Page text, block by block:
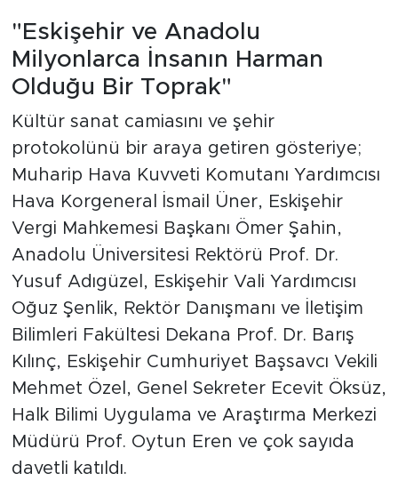
"Eskişehir ve Anadolu
Milyonlarca İnsanın Harman
Olduğu Bir Toprak"
Kültür sanat camiasını ve şehir
protokolünü bir araya getiren gösteriye;
Muharip Hava Kuvveti Komutanı Yardımcısı
Hava Korgeneral İsmail Üner, Eskişehir
Vergi Mahkemesi Başkanı Ömer Şahin,
Anadolu Üniversitesi Rektörü Prof. Dr.
Yusuf Adıgüzel, Eskişehir Vali Yardımcısı
Oğuz Şenlik, Rektör Danışmanı ve İletişim
Bilimleri Fakültesi Dekana Prof. Dr. Barış
Kılınç, Eskişehir Cumhuriyet Başsavcı Vekili
Mehmet Özel, Genel Sekreter Ecevit Öksüz,
Halk Bilimi Uygulama ve Araştırma Merkezi
Müdürü Prof. Oytun Eren ve çok sayıda
davetli katıldı.